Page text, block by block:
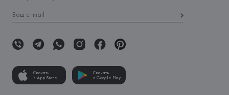
Скачать
в App Store
Скачать
в Google Play